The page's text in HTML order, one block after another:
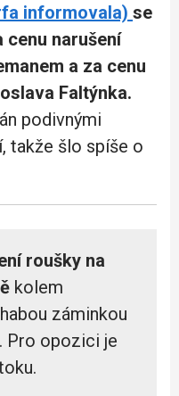
informovala) se
cenu narušení
a za cenu
Faltýnka.
podivnými
takže šlo spíše o
roušky na
kolem
záminkou
Pro opozici je